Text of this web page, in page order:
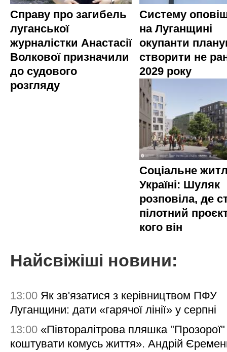
Справу про загибель
луганської
журналістки Анастасії
Волкової призначили
до судового
розгляду
Систему
на Луганщині
окупанти
створити не
2029 року
Соціальне
Україні: Шуляк
розповіла, де
пілотний
кого він
Найсвіжіші новини:
13:00 Як зв'язатися з керівництвом ПФУ
Луганщини: дати «гарячої лінії» у серпні
13:00 «Півторалітрова пляшка
коштувати комусь життя». Андрій